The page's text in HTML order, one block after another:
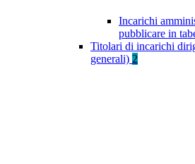
Incarichi
pubblicare in
Titolari di incarichi
generali) 2